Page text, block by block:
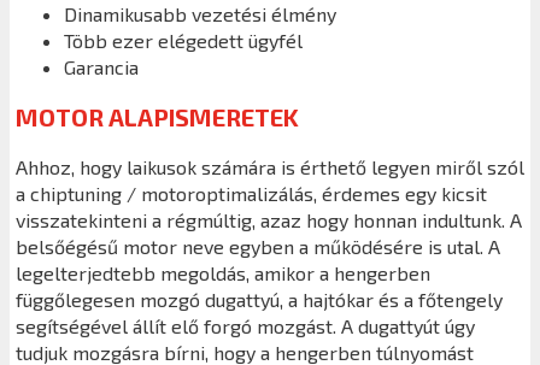
Dinamikusabb vezetési élmény
Több ezer elégedett ügyfél
Garancia
MOTOR ALAPISMERETEK
Ahhoz, hogy laikusok számára is érthető legyen miről szól
a chiptuning / motoroptimalizálás, érdemes egy kicsit
visszatekinteni a régmúltig, azaz hogy honnan indultunk. A
belsőégésű motor neve egyben a működésére is utal. A
legelterjedtebb megoldás, amikor a hengerben
függőlegesen mozgó dugattyú, a hajtókar és a főtengely
segítségével állít elő forgó mozgást. A dugattyút úgy
tudjuk mozgásra bírni, hogy a hengerben túlnyomást